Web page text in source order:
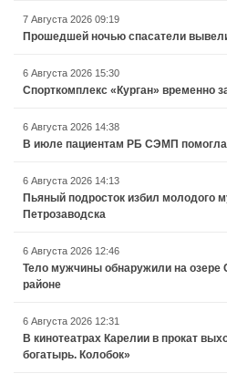
7 Августа 2026 09:19
Прошедшей ночью спасатели
6 Августа 2026 15:30
Спорткомплекс «Курган» временно
6 Августа 2026 14:38
В июле пациентам РБ СЭМП помогла
6 Августа 2026 14:13
Пьяный подросток избил молодого
Петрозаводска
6 Августа 2026 12:46
Тело мужчины обнаружили на озере
районе
6 Августа 2026 12:31
В кинотеатрах Карелии в прокат
богатырь. Колобок»